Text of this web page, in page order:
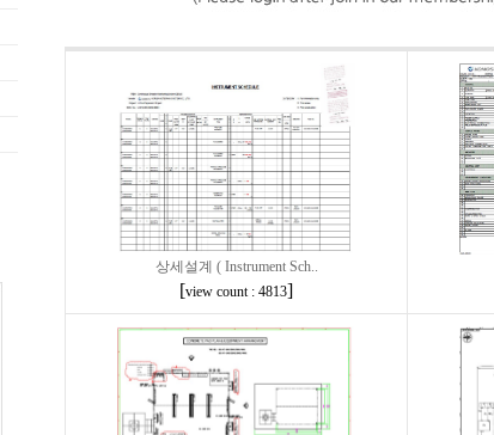
상세설계 ( Instrument Sch..
[view count : 4813]